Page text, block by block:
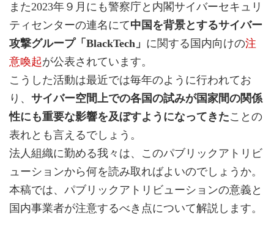
また2023年９月にも警察庁と内閣サイバーセキュリ
ティセンターの連名にて中国を背景とするサイバー
攻撃グループ「BlackTech」 に関する国内向けの注
意喚起が公表されています。
こうした活動は最近では毎年のように行われてお
り、 サイバー空間上での各国の試みが国家間の関係
性にも重要な影響を及ぼすようになってきたことの
表れとも言えるでしょう。
法人組織に勤める我々は、このパブリックアトリビ
ューションから何を読み取ればよいのでしょうか。
本稿では、パブリックアトリビューションの意義と
国内事業者が注意するべき点について解説します。